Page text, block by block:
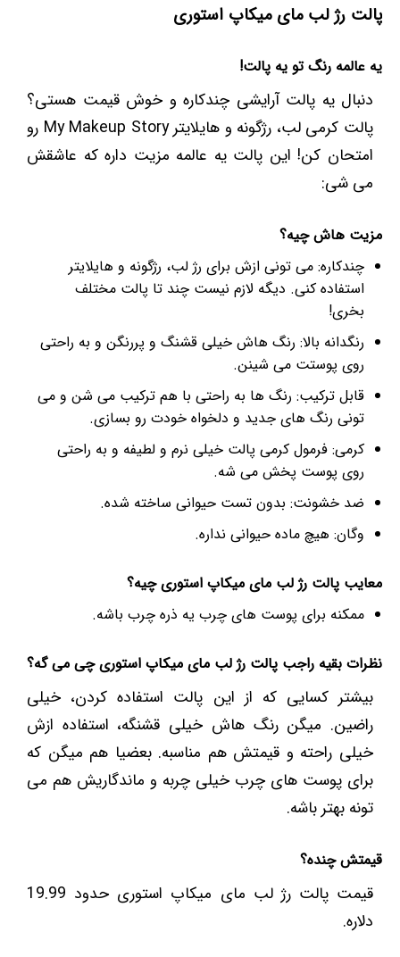
پالت رژ لب مای میکاپ استوری
یه عالمه رنگ تو یه پالت!
دنبال یه پالت آرایشی چندکاره و خوش قیمت هستی؟
پالت کرمی لب، رژگونه و هایلایتر My Makeup Story رو
امتحان کن! این پالت یه عالمه مزیت داره که عاشقش
می شی:
مزیت هاش چیه؟
چندکاره: می تونی ازش برای رژ لب، رژگونه و هایلایتر
استفاده کنی. دیگه لازم نیست چند تا پالت مختلف
بخری!
رنگدانه بالا: رنگ هاش خیلی قشنگ و پررنگن و به راحتی
روی پوستت می شینن.
قابل ترکیب: رنگ ها به راحتی با هم ترکیب می شن و می
تونی رنگ های جدید و دلخواه خودت رو بسازی.
کرمی: فرمول کرمی پالت خیلی نرم و لطیفه و به راحتی
روی پوست پخش می شه.
ضد خشونت: بدون تست حیوانی ساخته شده.
وگان: هیچ ماده حیوانی نداره.
معایب پالت رژ لب مای میکاپ استوری چیه؟
ممکنه برای پوست های چرب یه ذره چرب باشه.
نظرات بقیه راجب پالت رژ لب مای میکاپ استوری چی می گه؟
بیشتر کسایی که از این پالت استفاده کردن، خیلی
راضین. میگن رنگ هاش خیلی قشنگه، استفاده ازش
خیلی راحته و قیمتش هم مناسبه. بعضیا هم میگن که
برای پوست های چرب خیلی چربه و ماندگاریش هم می
تونه بهتر باشه.
قیمتش چنده؟
قیمت پالت رژ لب مای میکاپ استوری حدود 19.99
دلاره.